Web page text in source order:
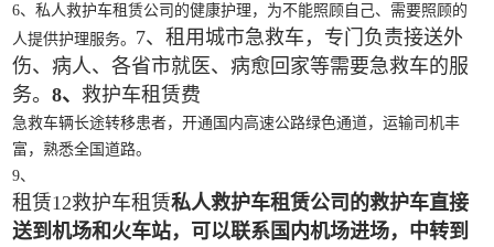
6、私人救护车租赁公司的健康护理，为不能照顾自己、需要照顾的
人提供护理服务。 7、租用城市急救车，专门负责接送外
伤、病人、各省市就医、病愈回家等需要急救车的服
务。8、救护车租赁费
急救车辆长途转移患者，开通国内高速公路绿色通道，运输司机丰
富，熟悉全国道路。
9、
租赁12救护车租赁私人救护车租赁公司的救护车直接
送到机场和火车站，可以联系国内机场进场，中转到